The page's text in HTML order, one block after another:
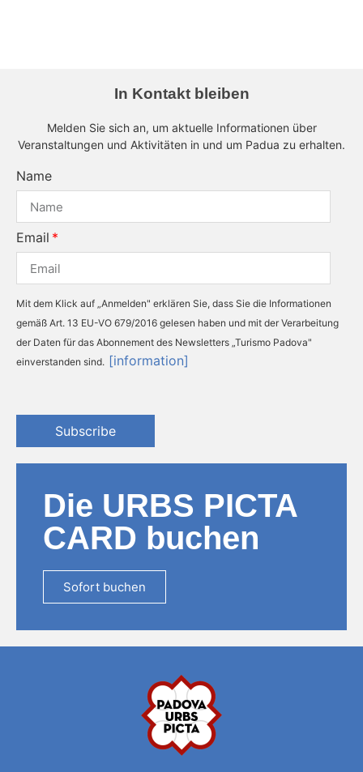
In Kontakt bleiben
Melden Sie sich an, um aktuelle Informationen über
Veranstaltungen und Aktivitäten in und um Padua zu erhalten.
Name
Email
Mit dem Klick auf „Anmelden" erklären Sie, dass Sie die Informationen
gemäß Art. 13 EU-VO 679/2016 gelesen haben und mit der Verarbeitung
der Daten für das Abonnement des Newsletters „Turismo Padova"
einverstanden sind. [information]
Subscribe
Die URBS PICTA
CARD buchen
Sofort buchen